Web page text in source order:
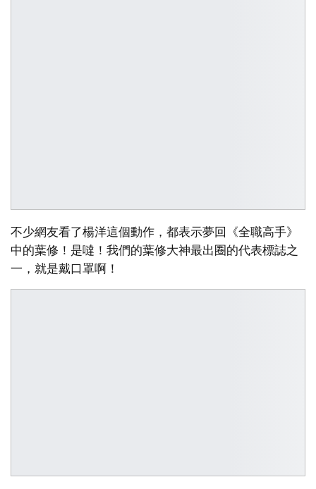
不少網友看了楊洋這個動作，都表示夢回《全職高手》
中的葉修！是噠！我們的葉修大神最出圈的代表標誌之
一，就是戴口罩啊！